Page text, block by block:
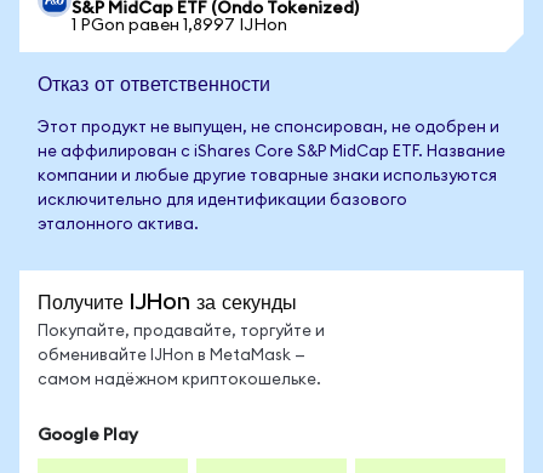
S&P MidCap ETF (Ondo Tokenized)
1 PGon равен 1,8997 IJHon
Отказ от ответственности
Этот продукт не выпущен, не спонсирован, не одобрен и
не аффилирован с iShares Core S&P MidCap ETF. Название
компании и любые другие товарные знаки используются
исключительно для идентификации базового
эталонного актива.
Получите IJHon за секунды
Покупайте, продавайте, торгуйте и
обменивайте IJHon в MetaMask —
самом надёжном криптокошельке.
Google Play